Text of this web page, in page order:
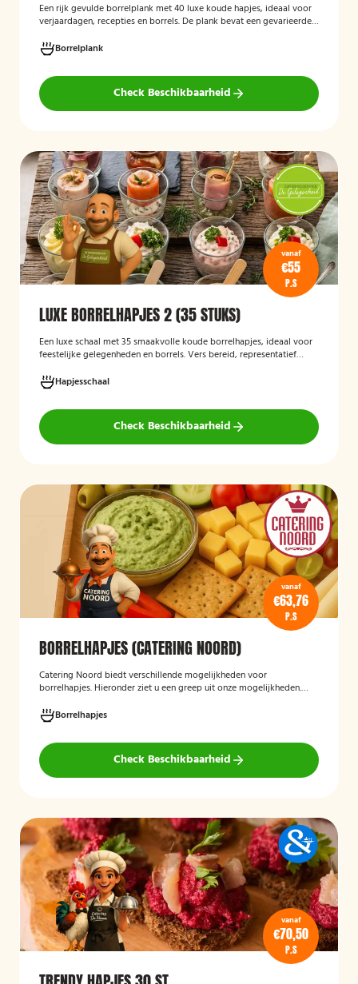
Een rijk gevulde borrelplank met 40 luxe koude hapjes, ideaal voor
verjaardagen, recepties en borrels. De plank bevat een gevarieerde
stijlvol worden gepresenteerd, zodat je gasten direct kunnen
genieten.
Borrelplank
Check Beschikbaarheid
vanaf
€55
P.S
LUXE BORRELHAPJES 2 (35 STUKS)
Een luxe schaal met 35 smaakvolle koude borrelhapjes, ideaal voor
feestelijke gelegenheden en borrels. Vers bereid, representatief
Hapjesschaal
Check Beschikbaarheid
vanaf
€63,76
P.S
BORRELHAPJES (CATERING NOORD)
Catering Noord biedt verschillende mogelijkheden voor
borrelhapjes. Hieronder ziet u een greep uit onze mogelijkheden.
recepties of een andere gelegenheid.
Borrelhapjes
Check Beschikbaarheid
vanaf
€70,50
P.S